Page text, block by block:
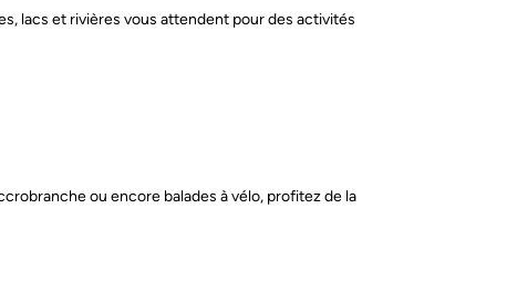
lacs et rivières vous attendent pour des activités
ou encore balades à vélo, profitez de la